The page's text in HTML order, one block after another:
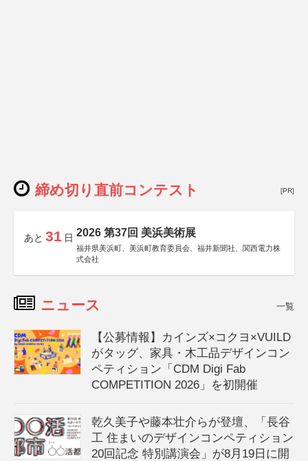
締め切り直前コンテスト [PR]
あと 31 日 2026 第37回 美浜美術展
福井県美浜町、美浜町教育委員会、福井新聞社、関西電力株
式会社
ニュース 一覧
【公募情報】カインズ×コクヨ×VUILD
がタッグ、家具・木工品デザインコン
ペティション「CDM Digi Fab
COMPETITION 2026」を初開催
乾久美子や藤本壮介らが登壇、「長谷
工 住まいのデザインコンペティション
20回記念 特別講演会」が8月19日に開